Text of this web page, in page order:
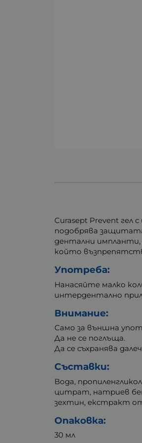
Curasept Prevent
подобрява
дентални
който
Употреба:
Нанасяйте малко
интердентално
Внимание:
Само за външна
Да не се поглъща.
Да се съхранява
Съставки:
Вода,
цитрат, натриев
зехтин, екстракт
Опаковка:
30 мл